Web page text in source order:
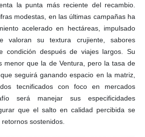
la punta más reciente del recambio.
modestas, en las últimas campañas ha
acelerado en hectáreas, impulsado
valoran su textura crujiente, sabores
condición después de viajes largos. Su
menor que la de Ventura, pero la tasa de
seguirá ganando espacio en la matriz,
tecnificados con foco en mercados
será manejar sus especificidades
que el salto en calidad percibida se
sostenidos.